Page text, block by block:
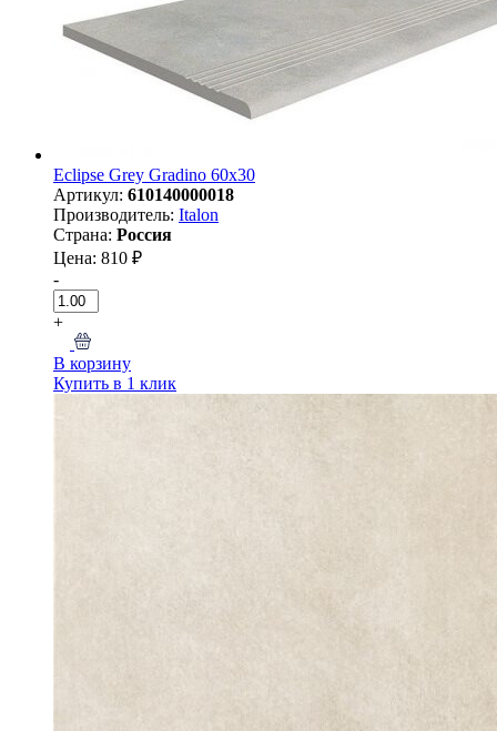
Eclipse Grey Gradino 60x30
Артикул: 610140000018
Производитель: Italon
Страна: Россия
Цена: 810 ₽
-
+
В корзину
Купить в 1 клик